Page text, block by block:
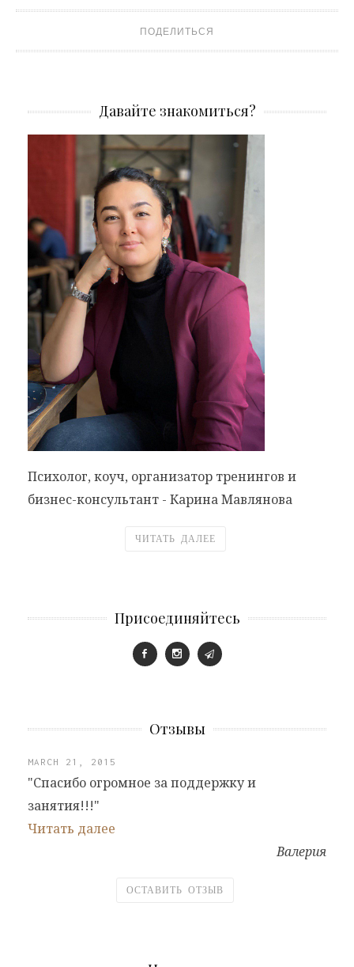
ПОДЕЛИТЬСЯ
Давайте знакомиться?
Психолог, коуч, организатор тренингов и
бизнес-консультант - Карина Мавлянова
ЧИТАТЬ ДАЛЕЕ
Присоединяйтесь
Отзывы
MARCH 21, 2015
"Спасибо огромное за поддержку и
занятия!!!"
Читать далее
Валерия
ОСТАВИТЬ ОТЗЫВ